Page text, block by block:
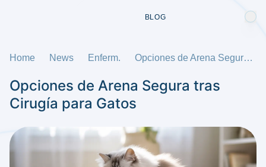
BLOG
Home News Enferm. Opciones de Arena Segura tras Cirugía para Gatos
Opciones de Arena Segura tras
Cirugía para Gatos